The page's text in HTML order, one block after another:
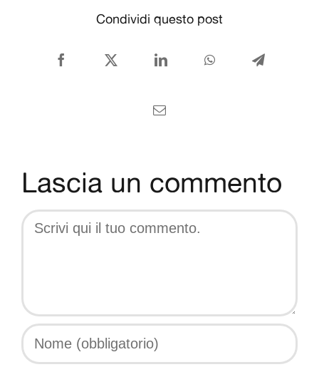
Italiano
Condividi questo post
FacebookX LinkedInWhatsAppTelegram
Email
Lascia un commento
Comment